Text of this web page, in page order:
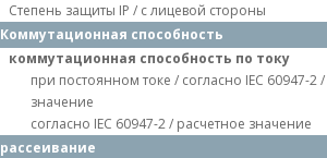
Степень защиты IP / с лицевой стороны
Коммутационная способность
коммутационная способность по току
при постоянном токе / согласно IEC 60947-2
значение
согласно IEC 60947-2 / расчетное значение
рассеивание